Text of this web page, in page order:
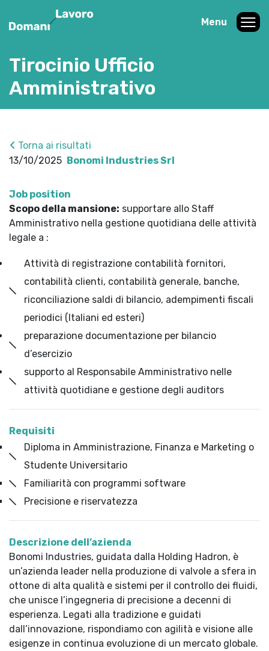
Menu
Tirocinio Ufficio
Amministrativo
Torna ai risultati
13/10/2025 Bonomi Industries Srl
Job position
Scopo della mansione: supportare allo Staff
Amministrativo nella gestione quotidiana delle attività
legale a :
Attività di registrazione contabilità fornitori,
contabilità clienti, contabilità generale, banche,
riconciliazione saldi di bilancio, adempimenti fiscali
periodici (Italiani ed esteri)
preparazione documentazione per bilancio
d’esercizio
supporto al Responsabile Amministrativo nelle
attività quotidiane e gestione degli auditors
Requisiti
Diploma in Amministrazione, Finanza e Marketing o
Studente Universitario
Familiarità con programmi software
Precisione e riservatezza
Descrizione dell’azienda
Bonomi Industries, guidata dalla Holding Hadron, è
un’azienda leader nella produzione di valvole a sfera in
ottone di alta qualità e sistemi per il controllo dei fluidi,
che unisce l’ingegneria di precisione a decenni di
esperienza. Legati alla tradizione e guidati
dall’innovazione, rispondiamo con agilità e visione alle
esigenze in continua evoluzione di un mercato globale.